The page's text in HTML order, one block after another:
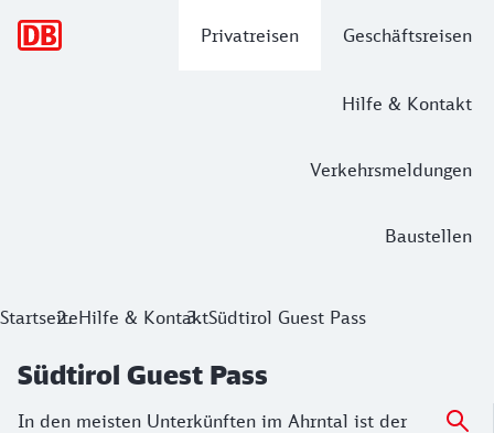
Privatreisen Geschäftsreisen
Hilfe & Kontakt
Verkehrsmeldungen
Baustellen
StartseiteHilfe & KontaktSüdtirol Guest Pass
Südtirol Guest Pass
In den meisten Unterkünften im Ahrntal ist der